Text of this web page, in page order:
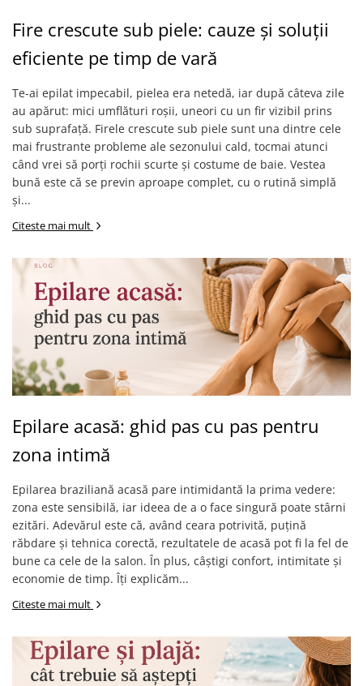
Parafina
Pasta de Zahar
Produse Inainte de Epilare
Scrub pentru Corp
Tratamente pentru Par
Vopsea de Par
Fire crescute sub piele: cauze și soluții
eficiente pe timp de vară
Te-ai epilat impecabil, pielea era netedă, iar după câteva zile
au apărut: mici umflături roșii, uneori cu un fir vizibil prins
sub suprafață. Firele crescute sub piele sunt una dintre cele
mai frustrante probleme ale sezonului cald, tocmai atunci
când vrei să porți rochii scurte și costume de baie. Vestea
bună este că se previn aproape complet, cu o rutină simplă
și...
Citeste mai mult
Epilare acasă: ghid pas cu pas pentru
zona intimă
Epilarea braziliană acasă pare intimidantă la prima vedere:
zona este sensibilă, iar ideea de a o face singură poate stârni
ezitări. Adevărul este că, având ceara potrivită, puțină
răbdare și tehnica corectă, rezultatele de acasă pot fi la fel de
bune ca cele de la salon. În plus, câștigi confort, intimitate și
economie de timp. Îți explicăm...
Citeste mai mult